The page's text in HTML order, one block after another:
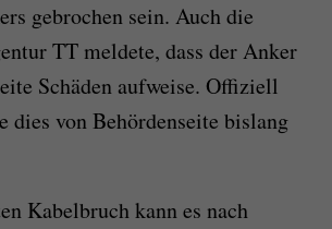
gebrochen sein. Auch die
TT meldete, dass der Anker
Schäden aufweise. Offiziell
dies von Behördenseite bislang
Kabelbruch kann es nach